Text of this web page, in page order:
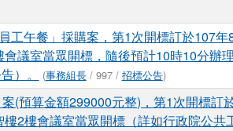
工午餐」採購案，第1次開標訂於107年
議室當眾開標，隨後預計10時10分辦
）。
(事務組長/ 997 / 招標公告)
(預算金額299000元整)，第1次開標訂
2樓會議室當眾開標（詳如行政院公共